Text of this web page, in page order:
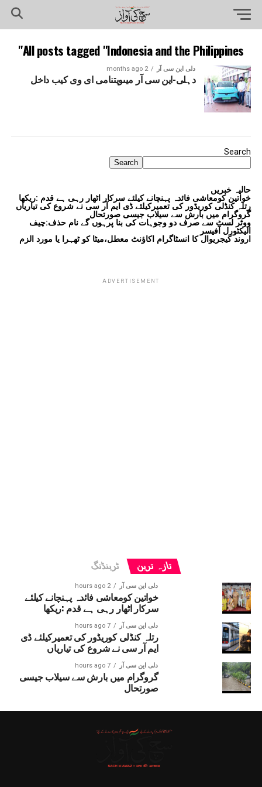
All posts tagged "Indonesia and the Philippines"
دلی این سی آر 2 months ago
دہلی-این سی آر میںویتنامی ای وی کیب داخل
Search
Search
حالیہ خبریں
خواتین کومعاشی فائدہ پہنچانے کیلئے سرکار اٹھار رہی ہے قدم :ریکھا
رتلہ کنڈلی کوریڈور کی تعمیرکیلئے ڈی ایم آر سی نے شروع کی تیاریاں
گروگرام میں بارش سے سیلاب جیسی صورتحال
ووٹر لسٹ سے صرف دو وجوہات کی بنا پرہوں گے نام حذف:چیف
الیکٹورل آفیسر
اروند کیجریوال کا انسٹاگرام اکاؤنٹ معطل،میٹا کو ٹھہرا یا مورد الزم
ADVERTISEMENT
تازہ ترین ٹرینڈنگ
دلی این سی آر 2 hours ago
خواتین کومعاشی فائدہ پہنچانے کیلئے
سرکار اٹھار رہی ہے قدم :ریکھا
دلی این سی آر 7 hours ago
رتلہ کنڈلی کوریڈور کی تعمیرکیلئے ڈی
ایم آر سی نے شروع کی تیاریاں
دلی این سی آر 7 hours ago
گروگرام میں بارش سے سیلاب جیسی
صورتحال